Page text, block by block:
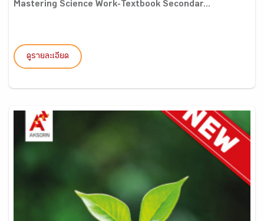
Mastering Science Work-Textbook Secondar...
ดูรายละเอียด